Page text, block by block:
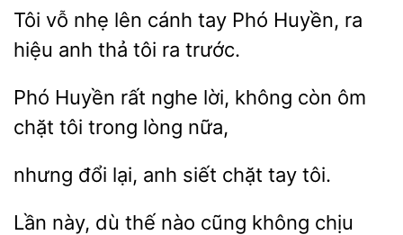
Tôi vỗ nhẹ
cánh tay Phó Huyền, ra
hiệu anh thả tôi
Phó
rất nghe lời, không còn ôm
chặt tôi
nữa,
nhưng lại, siết chặt tay
Lần này, dù
không chịu